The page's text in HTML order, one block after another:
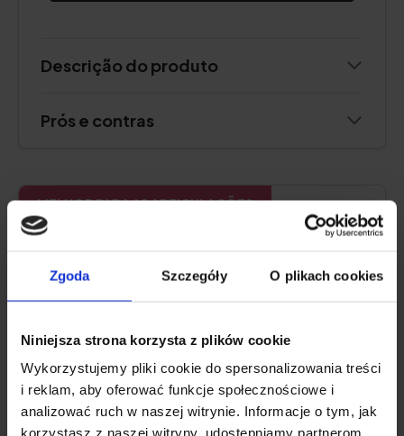
Zgoda Szczegóły O plikach cookies
Niniejsza strona korzysta z plików cookie
Wykorzystujemy pliki cookie do spersonalizowania treści
i reklam, aby oferować funkcje społecznościowe i
analizować ruch w naszej witrynie. Informacje o tym, jak
korzystasz z naszej witryny, udostępniamy partnerom
Descrição do produto
Prós e contras
MELHOR PARA AS ARTICULAÇÕES
mg, cereja